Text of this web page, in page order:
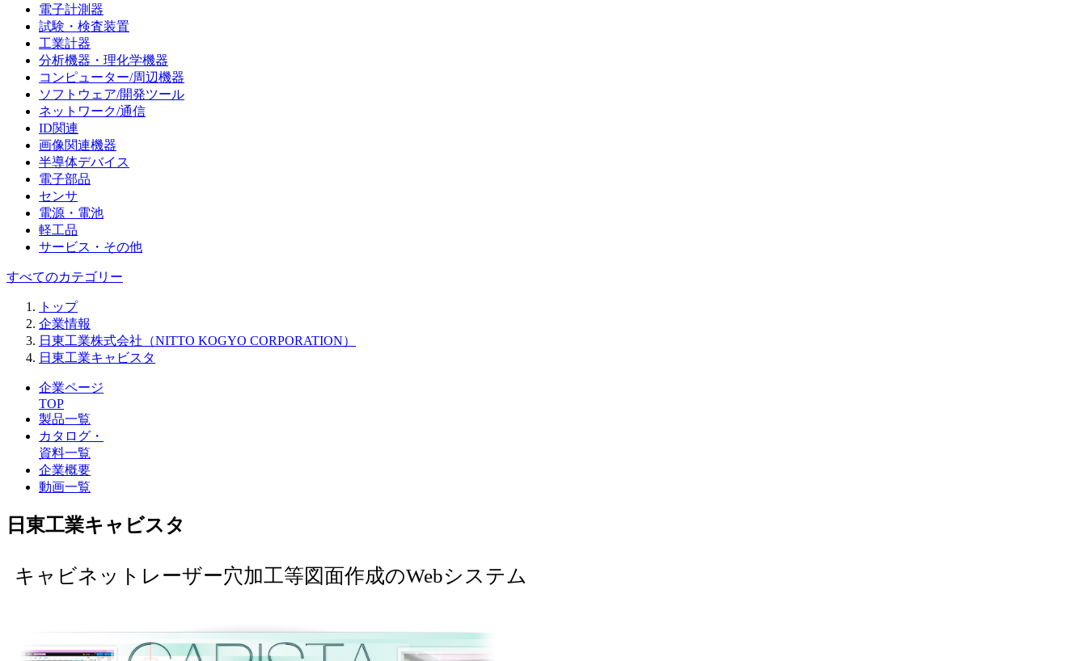
電子計測器
試験・検査装置
工業計器
分析機器・理化学機器
コンピューター/周辺機器
ソフトウェア/開発ツール
ネットワーク/通信
ID関連
画像関連機器
半導体デバイス
電子部品
センサ
電源・電池
軽工品
サービス・その他
すべてのカテゴリー
トップ
企業情報
日東工業株式会社（NITTO KOGYO CORPORATION）
日東工業キャビスタ
企業ページ
TOP
製品一覧
カタログ・
資料一覧
企業概要
動画一覧
日東工業キャビスタ
キャビネットレーザー穴加工等図面作成のWebシステム